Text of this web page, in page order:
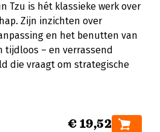
Tzu is hét klassieke werk over
Zijn inzichten over
en het benutten van
tijdloos – en verrassend
die vraagt om strategische
€ 19,52